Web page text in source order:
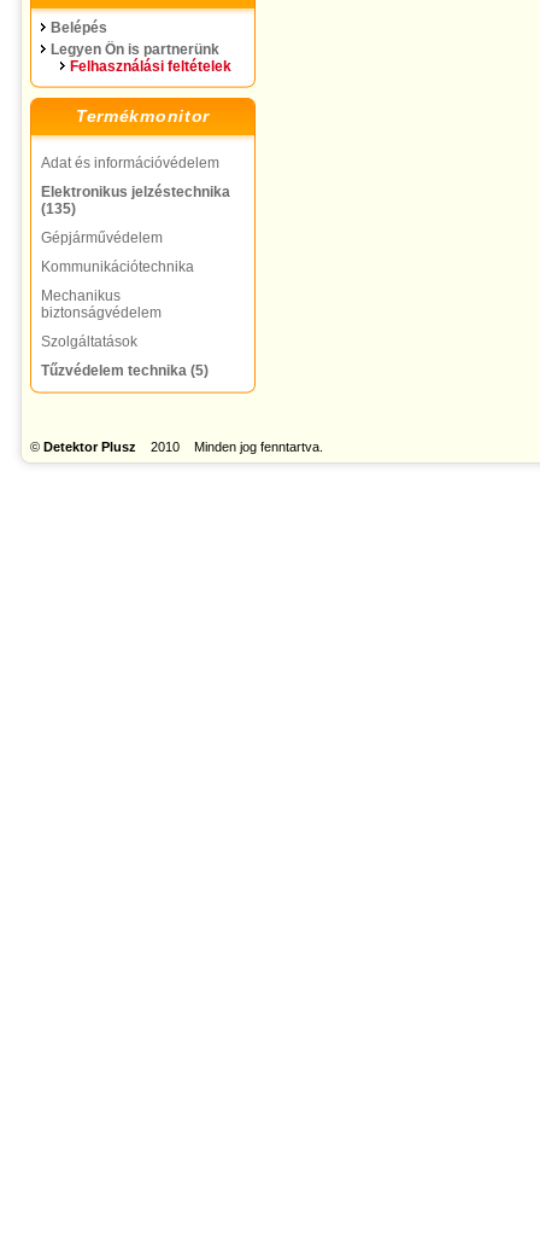
Belépés
Legyen Ön is partnerünk
Felhasználási feltételek
Termékmonitor
Adat és információvédelem
Elektronikus jelzéstechnika
(135)
Gépjárművédelem
Kommunikációtechnika
Mechanikus
biztonságvédelem
Szolgáltatások
Tűzvédelem technika (5)
© Detektor Plusz 2010 Minden jog fenntartva.